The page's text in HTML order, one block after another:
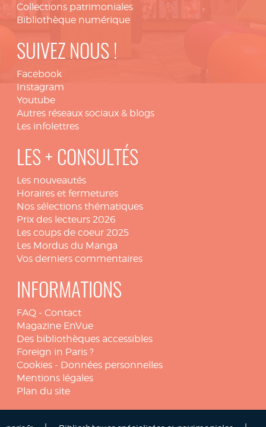
Collections patrimoniales
Bibliothèque numérique
SUIVEZ NOUS !
Facebook
Instagram
Youtube
Autres réseaux sociaux & blogs
Les infolettres
LES + CONSULTÉS
Les nouveautés
Horaires et fermetures
Nos sélections thématiques
Prix des lecteurs 2026
Les coups de coeur 2025
Les Mordus du Manga
Vos derniers commentaires
INFORMATIONS
FAQ - Contact
Magazine EnVue
Des bibliothèques accessibles
Foreign in Paris ?
Cookies - Données personnelles
Mentions légales
Plan du site